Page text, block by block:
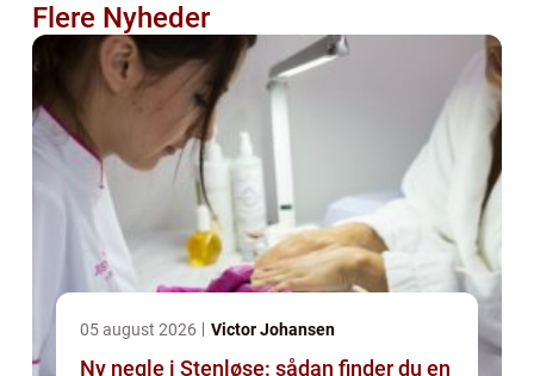
Flere Nyheder
05 august 2026 Victor Johansen
Ny negle i Stenløse: sådan finder du en